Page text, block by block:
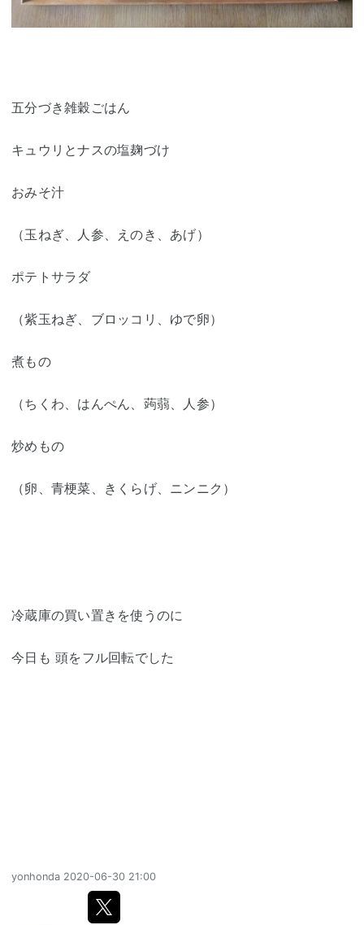
五分づき雑穀ごはん
キュウリとナスの塩麹づけ
おみそ汁
（玉ねぎ、人参、えのき、あげ）
ポテトサラダ
（紫玉ねぎ、ブロッコリ、ゆで卵）
煮もの
（ちくわ、はんぺん、蒟蒻、人参）
炒めもの
（卵、青梗菜、きくらげ、ニンニク）
冷蔵庫の買い置きを使うのに
今日も 頭をフル回転でした
yonhonda 2020-06-30 21:00